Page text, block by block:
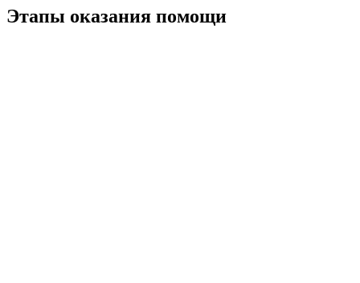
Этапы оказания помощи